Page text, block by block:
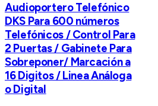
Audioportero Telefónico
DKS Para 600 números
Telefónicos / Control Para
2 Puertas / Gabinete Para
Sobreponer/ Marcación a
16 Digitos / Linea Análoga
o Digital